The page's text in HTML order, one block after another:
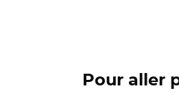
Pour aller